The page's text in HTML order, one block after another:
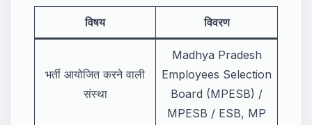
विषय विवरण
भर्ती आयोजित करने वाली
संस्था
Madhya Pradesh
Employees Selection
Board (MPESB) /
MPESB / ESB, MP